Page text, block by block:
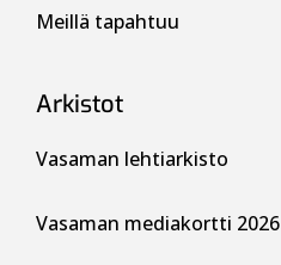
Meillä tapahtuu
Arkistot
Vasaman lehtiarkisto
Vasaman mediakortti 2026